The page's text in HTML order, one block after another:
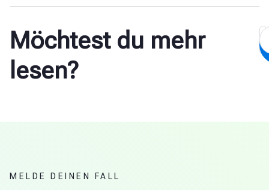
Möchtest du mehr
lesen?
MELDE DEINEN FALL